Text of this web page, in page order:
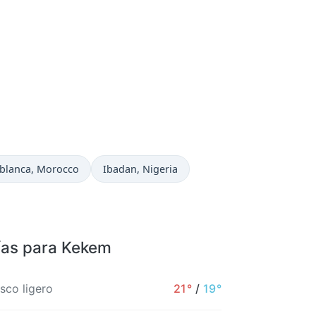
en
, Morocco Hora actual en
Ibadan, Nigeria
para Kekem
ligero 21° / 19°